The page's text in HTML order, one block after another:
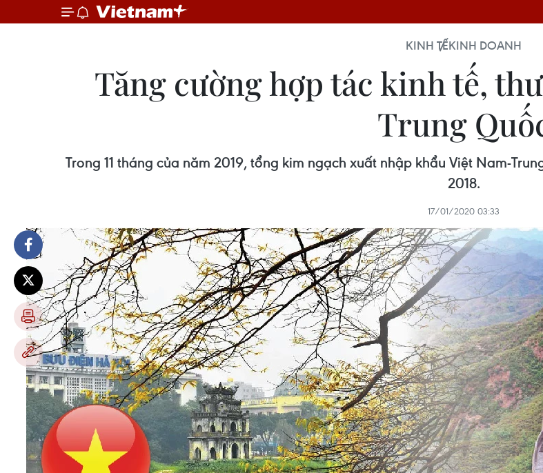
KINH TẾKINH DOANH
Tăng cường hợp tác kinh tế,
Trung
Trong 11 tháng của năm 2019, tổng kim ngạch xuất nhập khẩu Việt Nam-
2018.
17/01/2020 03:33